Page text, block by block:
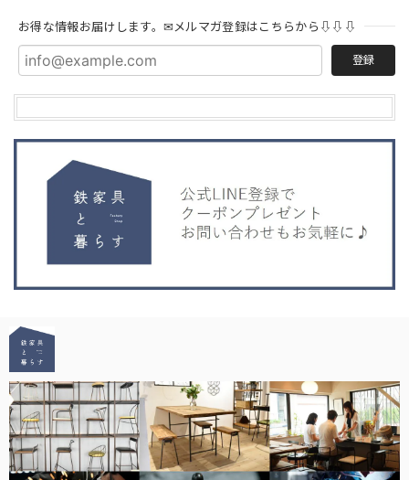
お得な情報お届けします。✉メルマガ登録はこちらから⇩⇩⇩
登録